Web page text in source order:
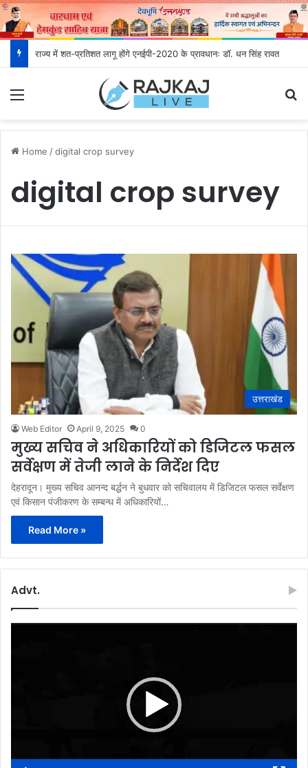
राज्य में शत-प्रतिशत लागू होंगे एनईपी-2020 के प्रावधानः डाॅ. धन सिंह रावत
Home /digital crop survey
digital crop survey
उत्तराखंड
Web Editor April 9, 2025 0
मुख्य सचिव ने अधिकारियों को डिजिटल फसल
सर्वेक्षण में तेजी लाने के निर्देश दिए
देहरादून। मुख्य सचिव आनन्द बर्द्धन ने बुधवार को सचिवालय में डिजिटल फसल सर्वेक्षण
एवं किसान पंजीकरण के सम्बन्ध में अधिकारियों…
Read More »
Advt.